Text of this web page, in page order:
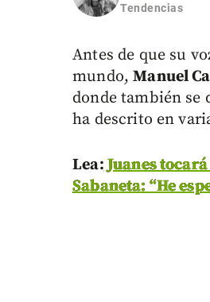
Tendencias
Antes de que su
mundo,Manuel
donde también se
ha descrito en
Lea:Juanes
Sabaneta: “He